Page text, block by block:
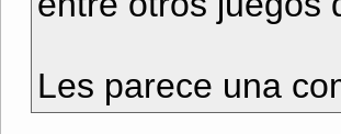
Les parece una